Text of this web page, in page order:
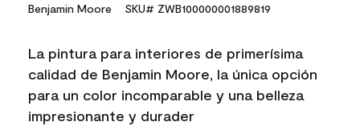
Reviews.
link.
Benjamin Moore SKU# ZWB100000001889819
La pintura para interiores de primerísima
calidad de Benjamin Moore, la única opción
para un color incomparable y una belleza
impresionante y durader